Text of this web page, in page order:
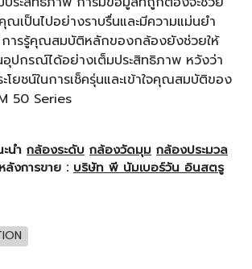
ณเป็นไปอย่างราบรื่นและมีความแม่นยำ
ารรู้คุณสมบัติหลักของกล้องยังช่วยให้
ปกรณ์ได้อย่างเต็มประสิทธิภาพ หวังว่า
โยชน์ในการเช็ครุ่นและเข้าใจคุณสมบัติของ
50 Series
นำ กล้องระดับ กล้องวัดมุม กล้องประมวล
ลังการขาย : บริษัท พี นัมเบอร์วัน อินสตรู